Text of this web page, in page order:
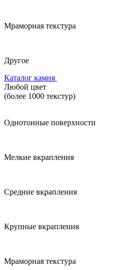
Мраморная текстура
Другое
Каталог камня
Любой цвет
(более 1000 текстур)
Однотонные поверхности
Мелкие вкрапления
Средние вкрапления
Крупные вкрапления
Мраморная текстура